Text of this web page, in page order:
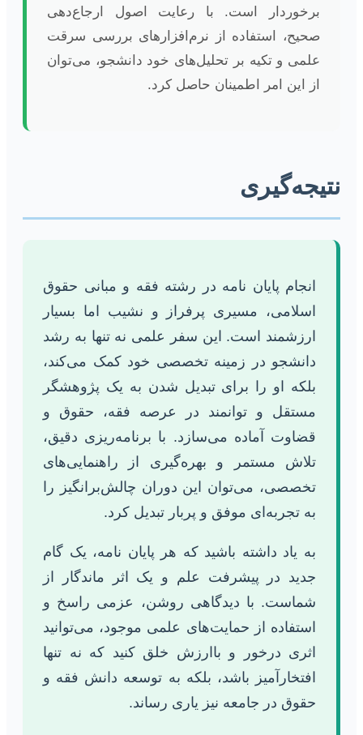
برخوردار است. با رعایت اصول ارجاع‌دهی
صحیح، استفاده از نرم‌افزارهای بررسی سرقت
علمی و تکیه بر تحلیل‌های خود دانشجو، می‌توان
از این امر اطمینان حاصل کرد.
نتیجه‌گیری
انجام پایان نامه در رشته فقه و مبانی حقوق
اسلامی، مسیری پرفراز و نشیب اما بسیار
ارزشمند است. این سفر علمی نه تنها به رشد
دانشجو در زمینه تخصصی خود کمک می‌کند،
بلکه او را برای تبدیل شدن به یک پژوهشگر
مستقل و توانمند در عرصه فقه، حقوق و
قضاوت آماده می‌سازد. با برنامه‌ریزی دقیق،
تلاش مستمر و بهره‌گیری از راهنمایی‌های
تخصصی، می‌توان این دوران چالش‌برانگیز را
به تجربه‌ای موفق و پربار تبدیل کرد.
به یاد داشته باشید که هر پایان نامه، یک گام
جدید در پیشرفت علم و یک اثر ماندگار از
شماست. با دیدگاهی روشن، عزمی راسخ و
استفاده از حمایت‌های علمی موجود، می‌توانید
اثری درخور و باارزش خلق کنید که نه تنها
افتخارآمیز باشد، بلکه به توسعه دانش فقه و
حقوق در جامعه نیز یاری رساند.